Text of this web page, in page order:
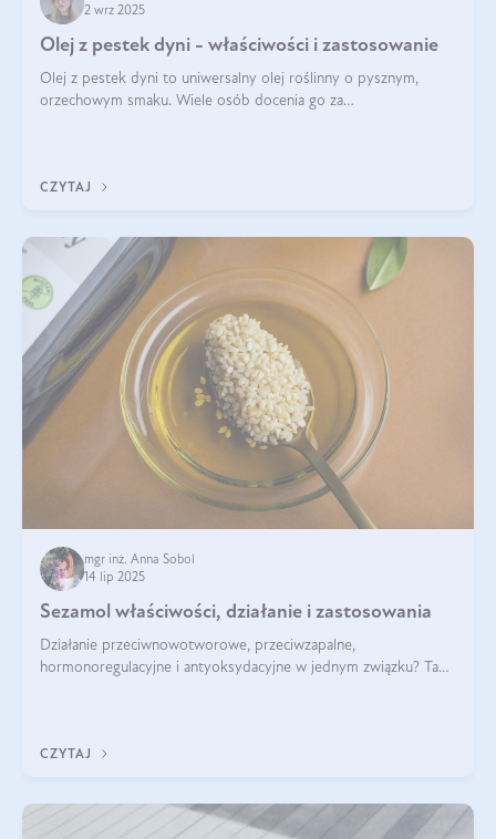
2 wrz 2025
Olej z pestek dyni - właściwości i zastosowanie
Olej z pestek dyni to uniwersalny olej roślinny o pysznym,
orzechowym smaku. Wiele osób docenia go za
CZYTAJ
mgr inż. Anna Sobol
14 lip 2025
Sezamol właściwości, działanie i zastosowania
Działanie przeciwnowotworowe, przeciwzapalne,
hormonoregulacyjne i antyoksydacyjne w jednym związku? Tak
CZYTAJ